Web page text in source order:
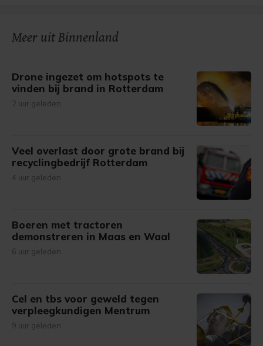
Meer uit Binnenland
Drone ingezet om hotspots te
vinden bij brand in Rotterdam
2 uur geleden
Veel overlast door grote brand bij
recyclingbedrijf Rotterdam
4 uur geleden
Boeren met tractoren
demonstreren in Maas en Waal
6 uur geleden
Cel en tbs voor geweld tegen
verpleegkundigen Mentrum
9 uur geleden